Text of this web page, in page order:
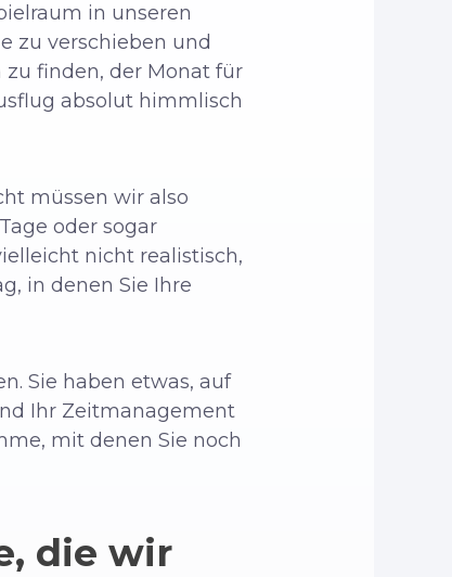
in unseren
zu verschieben und
zu finden, der Monat für
absolut himmlisch
müssen wir also
oder sogar
nicht realistisch,
in denen Sie Ihre
Sie haben etwas, auf
Ihr Zeitmanagement
mit denen Sie noch
die wir